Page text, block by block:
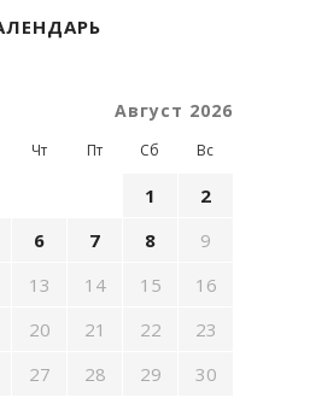
Август 2026
Чт Пт Сб Вс
1
2
6 7 8
9
13 14 15
16
20 21 22
23
27 28 29
30